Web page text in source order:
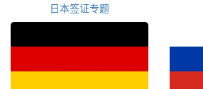
日本签证专题